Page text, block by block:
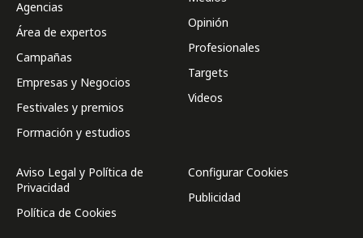
Agencias
Área de expertos
Campañas
Empresas y Negocios
Festivales y premios
Formación y estudios
Opinión
Profesionales
Targets
Videos
Aviso Legal y Política de
Privacidad
Política de Cookies
Configurar Cookies
Publicidad